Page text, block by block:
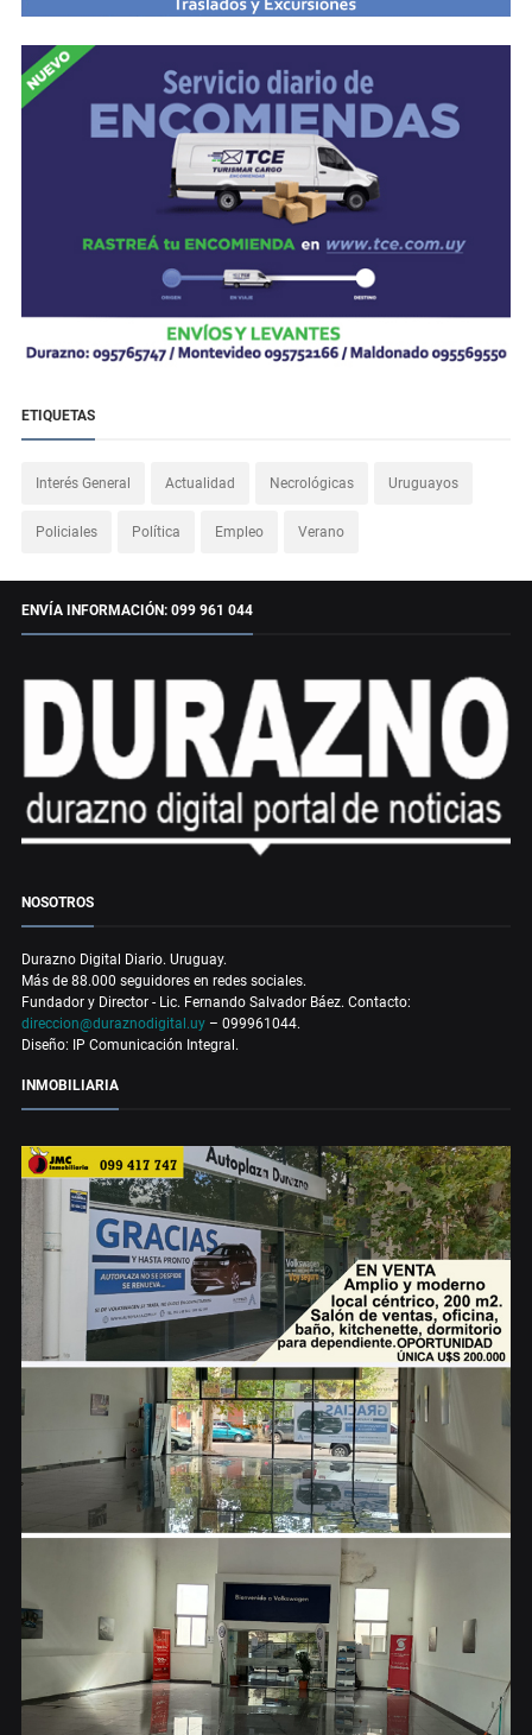
ETIQUETAS
Interés General Actualidad Necrológicas Uruguayos
Policiales Política Empleo Verano
ENVÍA INFORMACIÓN: 099 961 044
NOSOTROS
Durazno Digital Diario. Uruguay.
Más de 88.000 seguidores en redes sociales.
Fundador y Director - Lic. Fernando Salvador Báez. Contacto:
direccion@duraznodigital.uy – 099961044.
Diseño: IP Comunicación Integral.
INMOBILIARIA